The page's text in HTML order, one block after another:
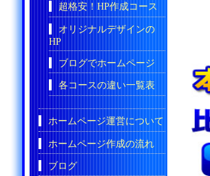
超格安！HP作成コース
オリジナルデザインの
HP
ブログでホームページ
各コースの違い一覧表
ホームページ運営について
ホームページ作成の流れ
ブログ